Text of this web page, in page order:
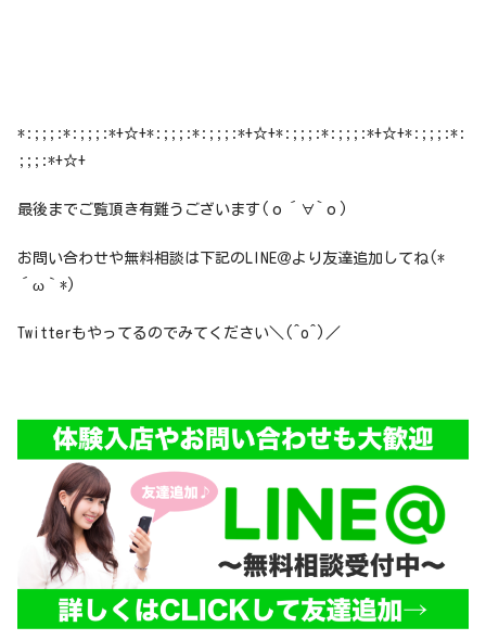
*:;;;:*:;;;:*+☆+*:;;;:*:;;;:*+☆+*:;;;:*:;;;:*+☆+*:;;;:*:
;;;:*+☆+
最後までご覧頂き有難うございます(о´∀`о)
お問い合わせや無料相談は下記のLINE＠より友達追加してね(*
´ω｀*)
Twitterもやってるのでみてください＼(^o^)／